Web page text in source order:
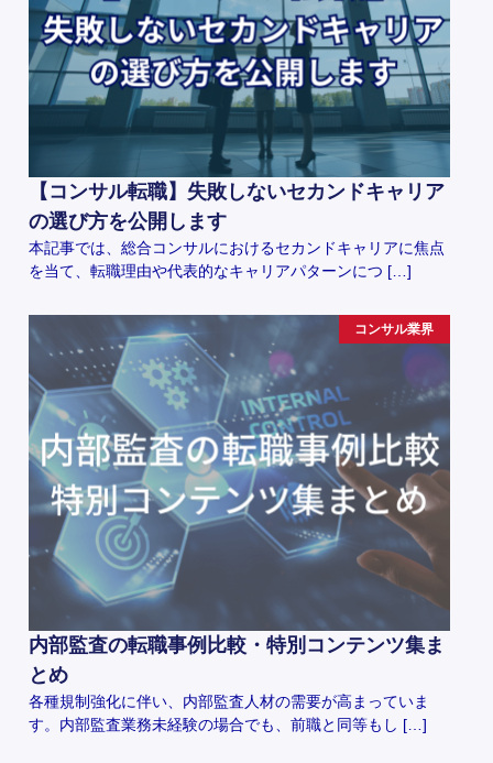
【コンサル転職】失敗しないセカンドキャリア
の選び方を公開します
本記事では、総合コンサルにおけるセカンドキャリアに焦点
を当て、転職理由や代表的なキャリアパターンにつ […]
コンサル業界
内部監査の転職事例比較・特別コンテンツ集ま
とめ
各種規制強化に伴い、内部監査人材の需要が高まっていま
す。内部監査業務未経験の場合でも、前職と同等もし […]